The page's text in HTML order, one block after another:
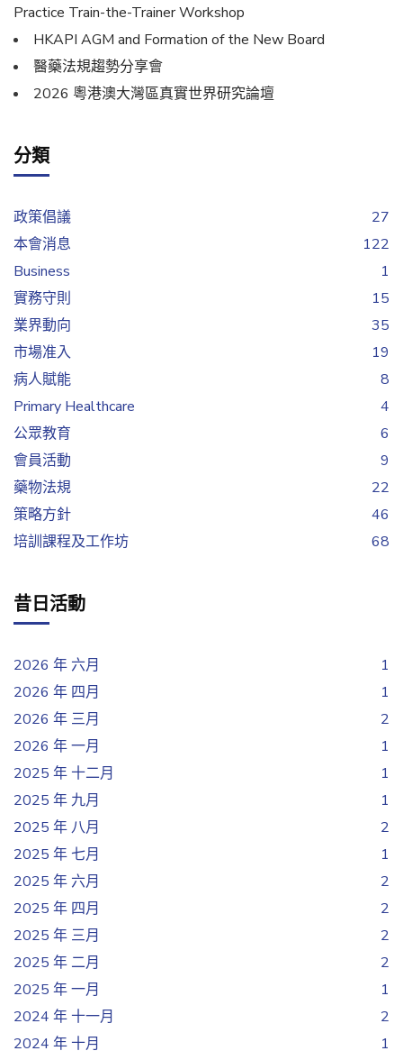
Practice Train-the-Trainer Workshop
HKAPI AGM and Formation of the New Board
醫藥法規趨勢分享會
2026 粵港澳大灣區真實世界研究論壇
分類
政策倡議
27
本會消息
122
Business
1
實務守則
15
業界動向
35
市場准入
19
病人賦能
8
Primary Healthcare
4
公眾教育
6
會員活動
9
藥物法規
22
策略方針
46
培訓課程及工作坊
68
昔日活動
2026 年 六月
1
2026 年 四月
1
2026 年 三月
2
2026 年 一月
1
2025 年 十二月
1
2025 年 九月
1
2025 年 八月
2
2025 年 七月
1
2025 年 六月
2
2025 年 四月
2
2025 年 三月
2
2025 年 二月
2
2025 年 一月
1
2024 年 十一月
2
2024 年 十月
1